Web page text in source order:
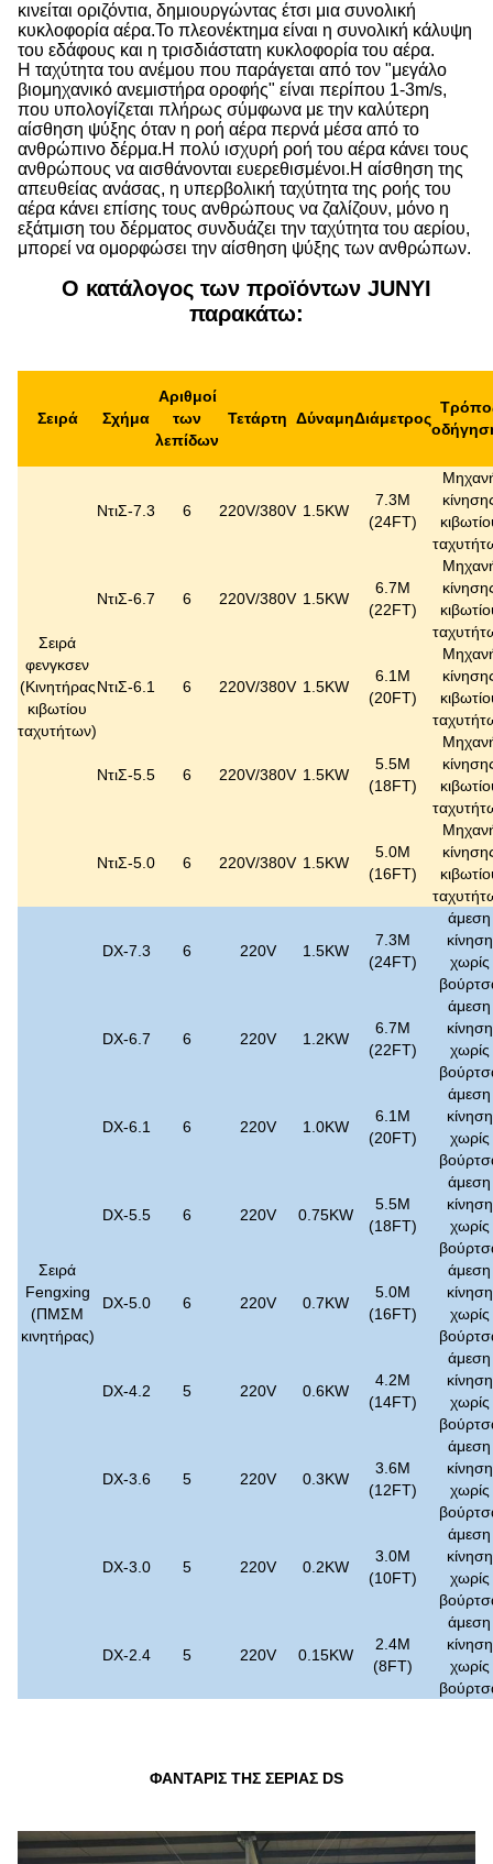
κινείται οριζόντια, δημιουργώντας έτσι μια συνολική
κυκλοφορία αέρα.Το πλεονέκτημα είναι η συνολική κάλυψη
του εδάφους και η τρισδιάστατη κυκλοφορία του αέρα.
Η ταχύτητα του ανέμου που παράγεται από τον "μεγάλο
βιομηχανικό ανεμιστήρα οροφής" είναι περίπου 1-3m/s,
που υπολογίζεται πλήρως σύμφωνα με την καλύτερη
αίσθηση ψύξης όταν η ροή αέρα περνά μέσα από το
ανθρώπινο δέρμα.Η πολύ ισχυρή ροή του αέρα κάνει τους
ανθρώπους να αισθάνονται ευερεθισμένοι.Η αίσθηση της
απευθείας ανάσας, η υπερβολική ταχύτητα της ροής του
αέρα κάνει επίσης τους ανθρώπους να ζαλίζουν, μόνο η
εξάτμιση του δέρματος συνδυάζει την ταχύτητα του αερίου,
μπορεί να ομορφώσει την αίσθηση ψύξης των ανθρώπων.
Ο κατάλογος των προϊόντων JUNYI
παρακάτω:
Σειρά Σχήμα
Αριθμοί
των
λεπίδων
Τετάρτη ΔύναμηΔιάμετρος
Σειρά
φενγκσεν
(Κινητήρας
κιβωτίου
ταχυτήτων)
ΝτιΣ-7.3 6 220V/380V 1.5KW
7.3M
(24FT)
ΝτιΣ-6.7 6 220V/380V 1.5KW
6.7M
(22FT)
ΝτιΣ-6.1 6 220V/380V 1.5KW
6.1M
(20FT)
ΝτιΣ-5.5 6 220V/380V 1.5KW
5.5M
(18FT)
ΝτιΣ-5.0 6 220V/380V 1.5KW
5.0M
(16FT)
Σειρά
Fengxing
(ΠΜΣΜ
κινητήρας)
DX-7.3 6 220V 1.5KW
7.3M
(24FT)
άμεση
κίνηση
χωρίς
DX-6.7 6 220V 1.2KW
6.7M
(22FT)
άμεση
κίνηση
χωρίς
DX-6.1 6 220V 1.0KW
6.1M
(20FT)
άμεση
κίνηση
χωρίς
DX-5.5 6 220V 0.75KW
5.5M
(18FT)
άμεση
κίνηση
χωρίς
DX-5.0 6 220V 0.7KW
5.0M
(16FT)
άμεση
κίνηση
χωρίς
DX-4.2 5 220V 0.6KW
4.2M
(14FT)
άμεση
κίνηση
χωρίς
DX-3.6 5 220V 0.3KW
3.6M
(12FT)
άμεση
κίνηση
χωρίς
DX-3.0 5 220V 0.2KW
3.0M
(10FT)
άμεση
κίνηση
χωρίς
DX-2.4 5 220V 0.15KW
2.4M
(8FT)
άμεση
κίνηση
χωρίς
ΦΑΝΤΑΡΙΣ ΤΗΣ ΣΕΡΙΑΣ DS